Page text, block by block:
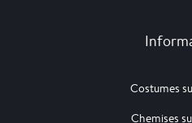
Costumes
Chemises